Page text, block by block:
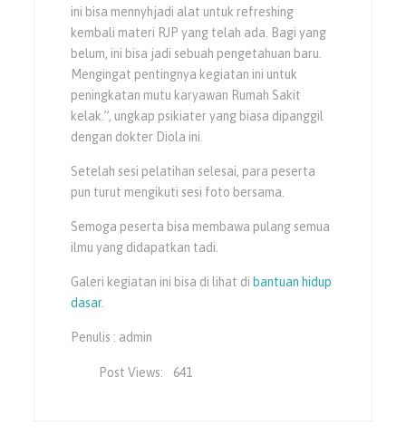
ini bisa mennyhjadi alat untuk refreshing
kembali materi RJP yang telah ada. Bagi yang
belum, ini bisa jadi sebuah pengetahuan baru.
Mengingat pentingnya kegiatan ini untuk
peningkatan mutu karyawan Rumah Sakit
kelak.”, ungkap psikiater yang biasa dipanggil
dengan dokter Diola ini.
Setelah sesi pelatihan selesai, para peserta
pun turut mengikuti sesi foto bersama.
Semoga peserta bisa membawa pulang semua
ilmu yang didapatkan tadi.
Galeri kegiatan ini bisa di lihat di bantuan hidup
dasar.
Penulis : admin
Post Views: 641